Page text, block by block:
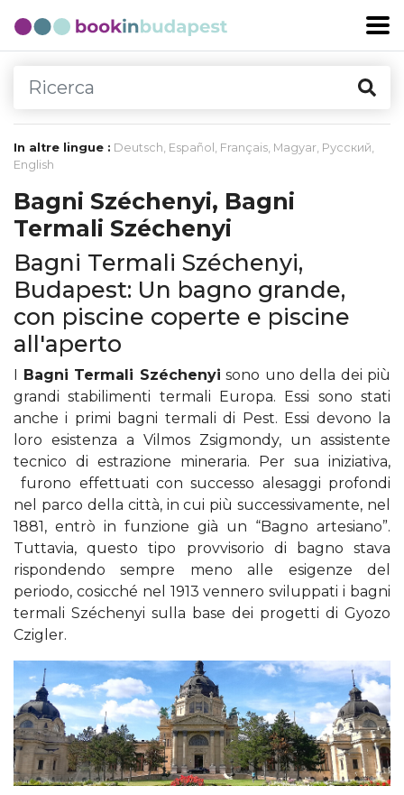
In altre lingue : Deutsch, Español , Français, Magyar, Русский,
English
Bagni Széchenyi, Bagni
Termali Széchenyi
Bagni Termali Széchenyi,
Budapest: Un bagno grande,
con piscine coperte e piscine
all'aperto
I Bagni Termali Széchenyi sono uno della dei più
grandi stabilimenti termali Europa. Essi sono stati
anche i primi bagni termali di Pest. Essi devono la
loro esistenza a Vilmos Zsigmondy, un assistente
tecnico di estrazione mineraria. Per sua iniziativa,
furono effettuati con successo alesaggi profondi
nel parco della città, in cui più successivamente, nel
1881, entrò in funzione già un “Bagno artesiano”.
Tuttavia, questo tipo provvisorio di bagno stava
rispondendo sempre meno alle esigenze del
periodo, cosicché nel 1913 vennero sviluppati i bagni
termali Széchenyi sulla base dei progetti di Gyozo
Czigler.